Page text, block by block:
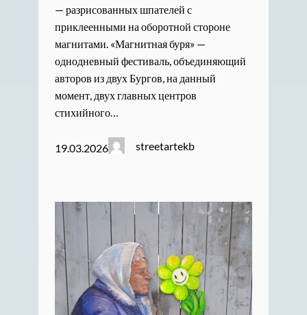
— разрисованных шпателей с
приклеенными на оборотной стороне
магнитами. «Магнитная буря» —
однодневный фестиваль, объединяющий
авторов из двух Бургов, на данный
момент, двух главных центров
стихийного…
19.03.2026 streetartekb